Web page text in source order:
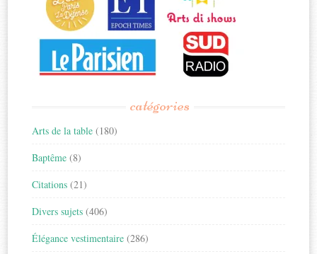
catégories
Arts de la table (180)
Baptême (8)
Citations (21)
Divers sujets (406)
Élégance vestimentaire (286)